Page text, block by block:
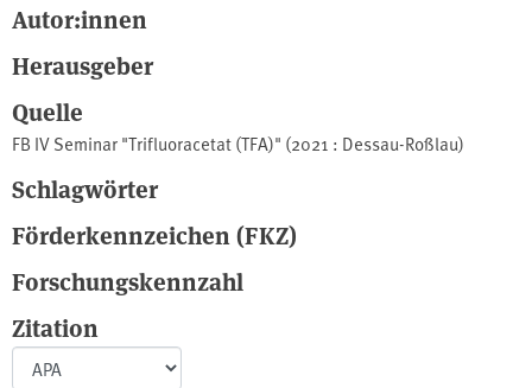
Autor:innen
Herausgeber
Quelle
FB IV Seminar "Trifluoracetat (TFA)" (2021 : Dessau-Roßlau)
Schlagwörter
Förderkennzeichen (FKZ)
Forschungskennzahl
Zitation